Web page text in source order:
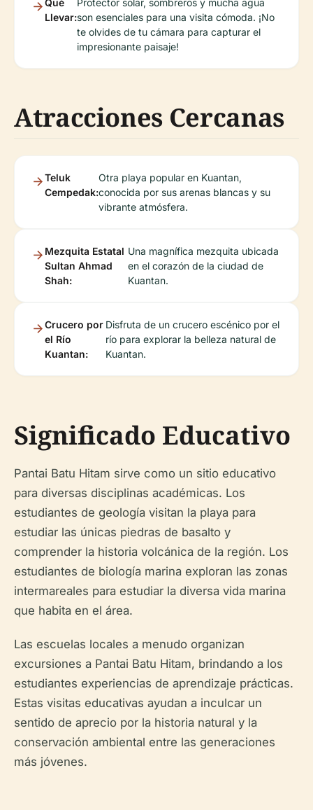
Qué
Llevar:
Protector solar, sombreros y mucha agua
son esenciales para una visita cómoda. ¡No
te olvides de tu cámara para capturar el
impresionante paisaje!
Atracciones Cercanas
Teluk
Cempedak:
Otra playa popular en Kuantan,
conocida por sus arenas blancas y su
vibrante atmósfera.
Mezquita Estatal
Sultan Ahmad
Shah:
Una magnífica mezquita ubicada
en el corazón de la ciudad de
Kuantan.
Crucero por
el Río
Kuantan:
Disfruta de un crucero escénico por el
río para explorar la belleza natural de
Kuantan.
Significado Educativo
Pantai Batu Hitam sirve como un sitio educativo
para diversas disciplinas académicas. Los
estudiantes de geología visitan la playa para
estudiar las únicas piedras de basalto y
comprender la historia volcánica de la región. Los
estudiantes de biología marina exploran las zonas
intermareales para estudiar la diversa vida marina
que habita en el área.
Las escuelas locales a menudo organizan
excursiones a Pantai Batu Hitam, brindando a los
estudiantes experiencias de aprendizaje prácticas.
Estas visitas educativas ayudan a inculcar un
sentido de aprecio por la historia natural y la
conservación ambiental entre las generaciones
más jóvenes.